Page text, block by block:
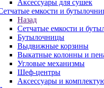
Аксессуары для сушек
емкости и
Назад
Сетчатые емкости и
Бутылочницы
Выдвижные корзины
Выкатные колонны и
Угловые механизмы
Шеф-центры
Аксессуары и